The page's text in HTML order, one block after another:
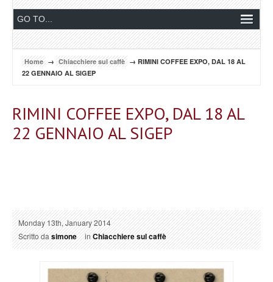
Home → Chiacchiere sul caffè → RIMINI COFFEE EXPO, DAL 18 AL
22 GENNAIO AL SIGEP
RIMINI COFFEE EXPO, DAL 18 AL
22 GENNAIO AL SIGEP
Monday 13th, January 2014
Scritto dasimone inChiacchiere sul caffè